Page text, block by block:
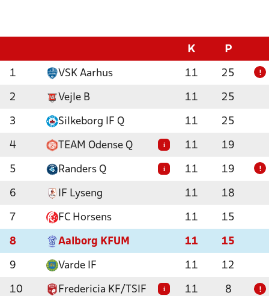
K P
1 VSK Aarhus 11 25 !
2 Vejle B 11 25
3 Silkeborg IF Q 11 25
4 TEAM Odense Q i 11 19
5 Randers Q i 11 19 !
6 IF Lyseng 11 18
7 FC Horsens 11 15
8 Aalborg KFUM 11 15
9 Varde IF 11 12
10 Fredericia KF/TSIF i 11 8 !